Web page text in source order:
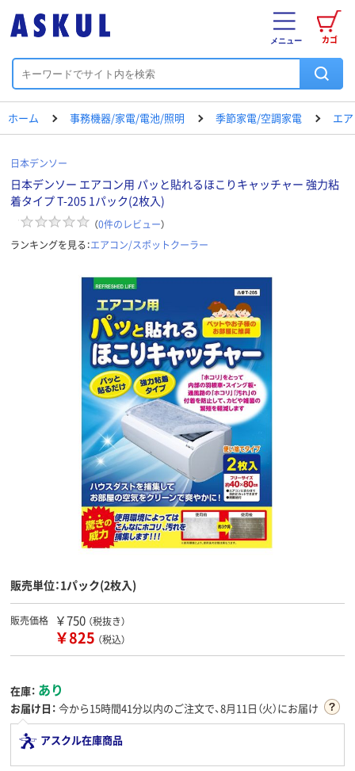
カゴ
メニュー
ホーム 事務機器/家電/電池/照明 季節家電/空調家電 エ
日本デンソー
日本デンソー エアコン用 パッと貼れるほこりキャッチャー 強力粘
着タイプ T-205 1パック(2枚入)
（0件のレビュー）
ランキングを見る：エアコン/スポットクーラー
販売単位：1パック(2枚入)
販売価格 ￥750 （税抜き）
￥825 （税込）
在庫： あり
お届け日： 今から15時間41分以内のご注文で、8月11日（火）にお届け
アスクル在庫商品